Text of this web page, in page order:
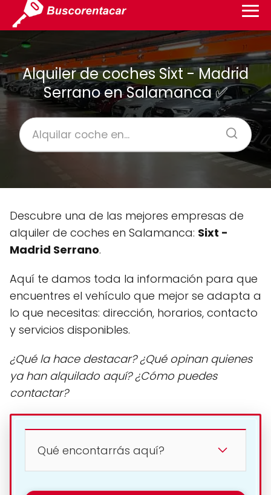
Alquiler de coches Sixt - Madrid
Serrano en Salamanca ✅
Descubre una de las mejores empresas de
alquiler de coches en Salamanca: Sixt -
Madrid Serrano.
Aquí te damos toda la información para que
encuentres el vehículo que mejor se adapta a
lo que necesitas: dirección, horarios, contacto
y servicios disponibles.
¿Qué la hace destacar? ¿Qué opinan quienes
ya han alquilado aquí? ¿Cómo puedes
contactar?
Qué encontarrás aquí?